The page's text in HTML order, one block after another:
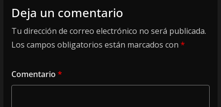
Deja un comentario
Tu dirección de correo electrónico no será publicada.
Los campos obligatorios están marcados con *
Comentario *